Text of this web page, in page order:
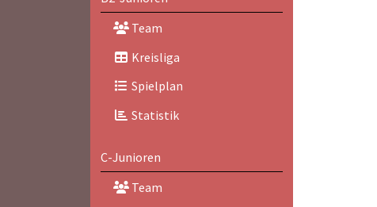
Team
Kreisliga
Spielplan
Statistik
C-Junioren
Team